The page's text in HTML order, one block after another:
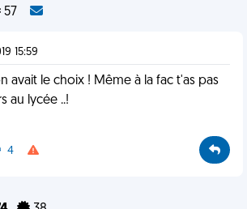
57
15:59
avait le choix ! Même à la fac t'as pas
au lycée ..!
4